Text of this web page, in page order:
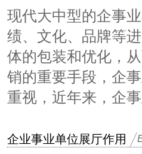
现代大中型的企事
绩、文化、品牌等
体的包装和优化，
销的重要手段，企
重视，近年来，企
企业事业单位展厅作用